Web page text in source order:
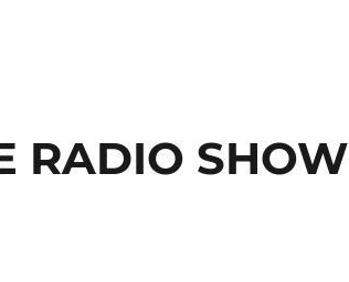
RADIO SHOW